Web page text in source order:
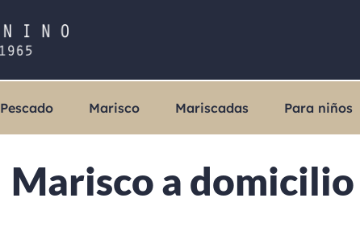
Pescado Marisco Mariscadas Para niños
Marisco a